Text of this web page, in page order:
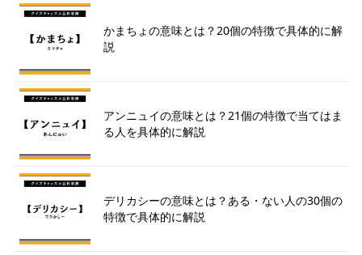
かまちょの意味とは？20個の特徴で具体的に解
説
アンニュイの意味とは？21個の特徴で当てはま
る人を具体的に解説
デリカシーの意味とは？ある・ない人の30個の
特徴で具体的に解説